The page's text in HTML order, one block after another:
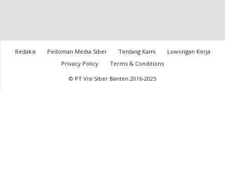
Redaksi Pedoman Media Siber Tentang Kami
Lowongan Kerja
Privacy Policy
Terms & Conditions
© PT Visi Siber Banten 2016-2025